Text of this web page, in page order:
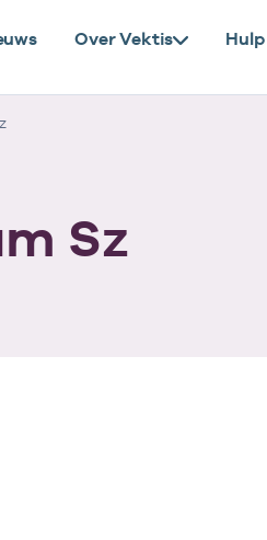
Over Vektis Hulp
Sz